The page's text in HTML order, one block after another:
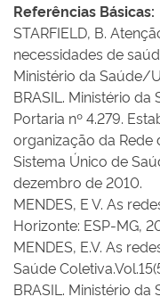
Referências Básicas:
STARFIELD, B.
necessidades de
Ministério da Saúde/
BRASIL. Ministério da
Portaria nº 4.279.
organização da Rede
Sistema Único de
dezembro de 2010.
MENDES, E V. As
Horizonte: ESP-MG,
MENDES, E.V. As
Saúde
BRASIL. Ministério